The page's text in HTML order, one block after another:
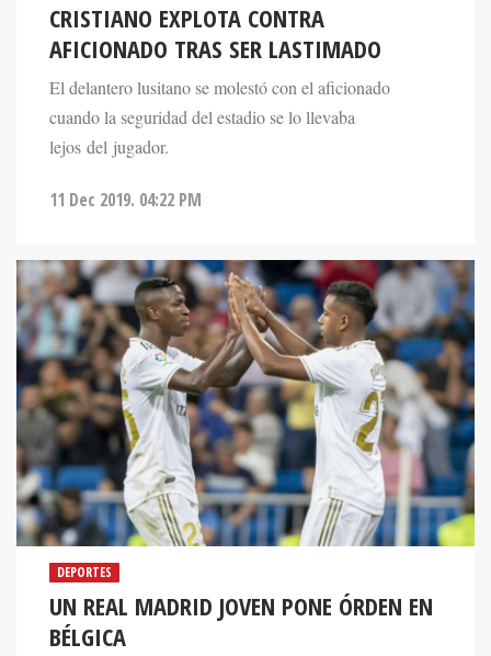
CRISTIANO EXPLOTA CONTRA
AFICIONADO TRAS SER LASTIMADO
El delantero lusitano se molestó con el aficionado
cuando la seguridad del estadio se lo llevaba
lejos del jugador.
11 Dec 2019. 04:22 PM
DEPORTES
UN REAL MADRID JOVEN PONE ÓRDEN EN
BÉLGICA